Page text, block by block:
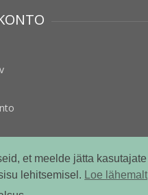
et meelde jätta kasutajate
lehitsemisel. Loe lähemalt